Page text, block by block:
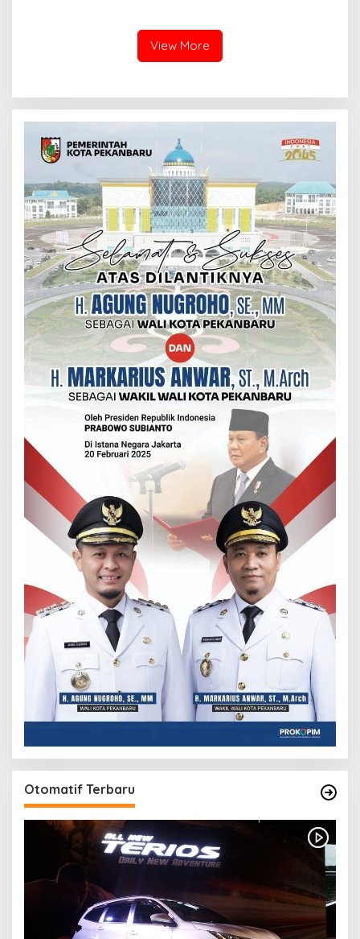
Keselamatan Masyarakat
dan Gerakkan Ekonomi
UMKM
View More
Otomatif Terbaru